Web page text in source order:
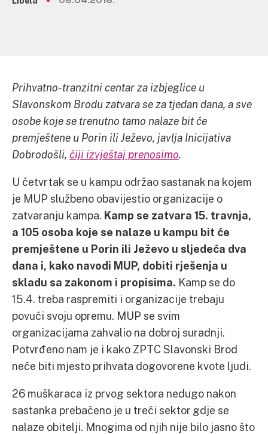
Prihvatno-tranzitni centar za izbjeglice u
Slavonskom Brodu zatvara se za tjedan dana, a sve
osobe koje se trenutno tamo nalaze bit će
premještene u Porin ili Ježevo, javlja Inicijativa
Dobrodošli, čiji izvještaj prenosimo.
U četvrtak se u kampu održao sastanak na kojem
je MUP službeno obavijestio organizacije o
zatvaranju kampa. Kamp se zatvara 15. travnja,
a 105 osoba koje se nalaze u kampu bit će
premještene u Porin ili Ježevo u sljedeća dva
dana i, kako navodi MUP, dobiti rješenja u
skladu sa zakonom i propisima. Kamp se do
15.4. treba raspremiti i organizacije trebaju
povući svoju opremu. MUP se svim
organizacijama zahvalio na dobroj suradnji.
Potvrđeno nam je i kako ZPTC Slavonski Brod
neće biti mjesto prihvata dogovorene kvote ljudi.
26 muškaraca iz prvog sektora nedugo nakon
sastanka prebačeno je u treći sektor gdje se
nalaze obitelji. Mnogima od njih nije bilo jasno što